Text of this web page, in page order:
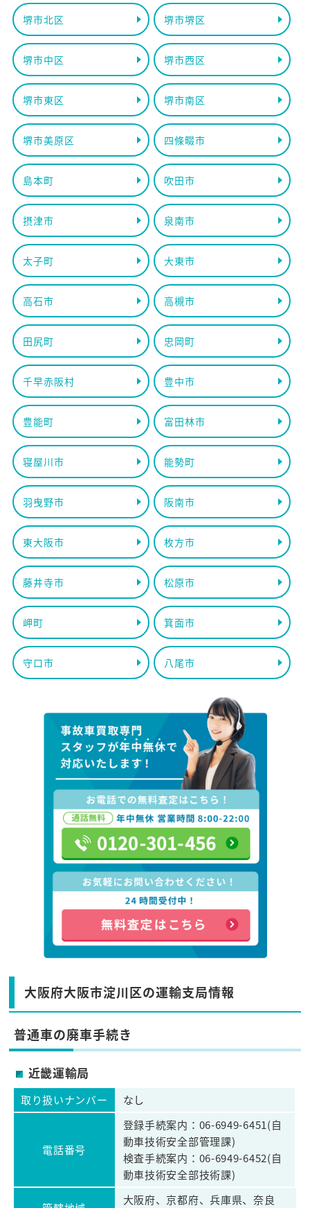
堺市北区 堺市堺区
堺市中区 堺市西区
堺市東区 堺市南区
堺市美原区 四條畷市
島本町 吹田市
摂津市 泉南市
太子町 大東市
高石市 高槻市
田尻町 忠岡町
千早赤阪村 豊中市
豊能町 富田林市
寝屋川市 能勢町
羽曳野市 阪南市
東大阪市 枚方市
藤井寺市 松原市
岬町 箕面市
守口市 八尾市
大阪府大阪市淀川区の運輸支局情報
普通車の廃車手続き
近畿運輸局
取り扱いナンバー なし
電話番号
登録手続案内：06-6949-6451(自
動車技術安全部管理課)
検査手続案内：06-6949-6452(自
動車技術安全部技術課)
大阪府、京都府、兵庫県、奈良